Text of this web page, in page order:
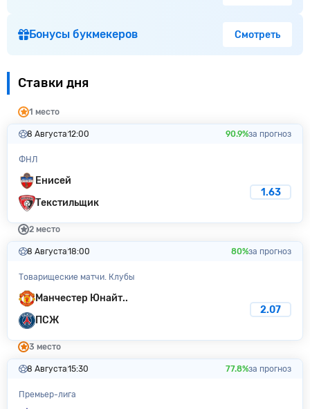
Бонусы букмекеров Смотреть
Ставки дня
1 место
8 Августа12:00 90.9%за прогноз
ФНЛ
Енисей
Текстильщик
1.63
2 место
8 Августа18:00 80%за прогноз
Товарищеские матчи. Клубы
Манчестер Юнайт..
ПСЖ
2.07
3 место
8 Августа15:30 77.8%за прогноз
Премьер-лига